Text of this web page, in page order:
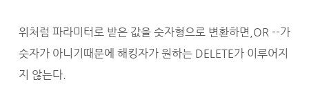
위처럼 파라미터로 받은 값을 숫자형으로 변환하면,OR --가
숫자가 아니기때문에 해킹자가 원하는 DELETE가 이루어지
지 않는다.